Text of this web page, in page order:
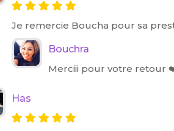
Je remercie Boucha pour sa
Bouchra
Merciii pour votre
Has